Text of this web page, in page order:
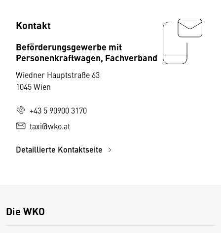
Kontakt
Beförderungsgewerbe mit
Personenkraftwagen, Fachverband
Wiedner Hauptstraße 63
1045 Wien
+43 5 90900 3170
taxi@wko.at
Detaillierte Kontaktseite
Die WKO